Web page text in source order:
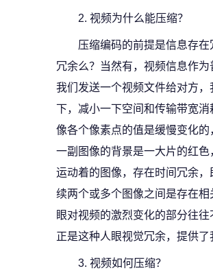
2. 视频为什么能压缩？
压缩编码的前提是信息存
冗余么？当然有，视频信息作
我们发送一个视频文件给对方
下，减小一下空间和传输带宽
像各个像素点的值是缓慢变化
一副图像的背景是一大片的红
运动着的图像，存在时间冗余
续两个或多个图像之间是存在
眼对视频的激烈变化的部分往
正是这种人眼视觉冗余，提供
3. 视频如何压缩？